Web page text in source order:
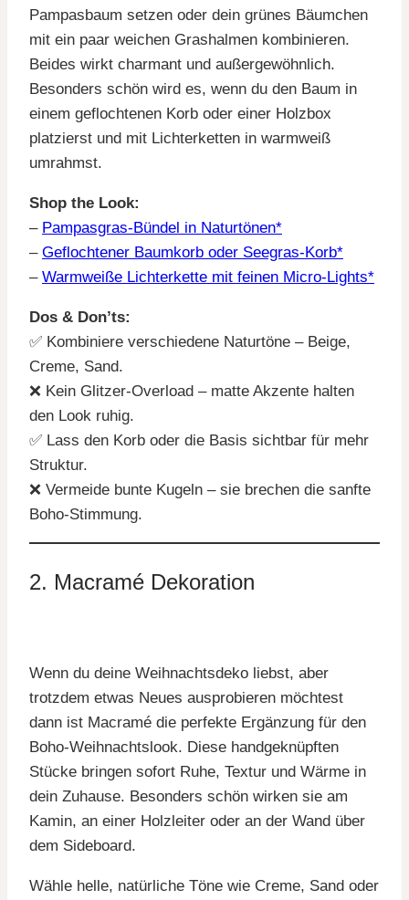
Pampasbaum setzen oder dein grünes Bäumchen
mit ein paar weichen Grashalmen kombinieren.
Beides wirkt charmant und außergewöhnlich.
Besonders schön wird es, wenn du den Baum in
einem geflochtenen Korb oder einer Holzbox
platzierst und mit Lichterketten in warmweiß
umrahmst.
Shop the Look:
– Pampasgras-Bündel in Naturtönen*
– Geflochtener Baumkorb oder Seegras-Korb*
– Warmweiße Lichterkette mit feinen Micro-Lights*
Dos & Don’ts:
✅ Kombiniere verschiedene Naturtöne – Beige,
Creme, Sand.
❌ Kein Glitzer-Overload – matte Akzente halten
den Look ruhig.
✅ Lass den Korb oder die Basis sichtbar für mehr
Struktur.
❌ Vermeide bunte Kugeln – sie brechen die sanfte
Boho-Stimmung.
2. Macramé Dekoration
Wenn du deine Weihnachtsdeko liebst, aber
trotzdem etwas Neues ausprobieren möchtest
dann ist Macramé die perfekte Ergänzung für den
Boho-Weihnachtslook. Diese handgeknüpften
Stücke bringen sofort Ruhe, Textur und Wärme in
dein Zuhause. Besonders schön wirken sie am
Kamin, an einer Holzleiter oder an der Wand über
dem Sideboard.
Wähle helle, natürliche Töne wie Creme, Sand oder